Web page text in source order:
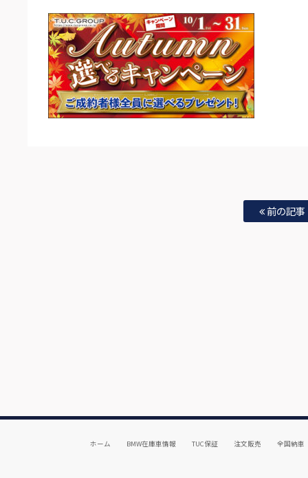
前の記事
ホーム BMW在庫車情報 TUC保証 注文販売 全国納車